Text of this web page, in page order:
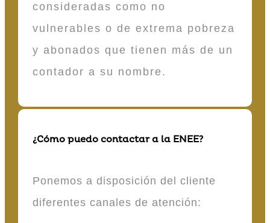
consideradas como no
vulnerables o de extrema pobreza
y abonados que tienen más de un
contador a su nombre.
¿Cómo puedo contactar a la ENEE?
Ponemos a disposición del cliente
diferentes canales de atención: